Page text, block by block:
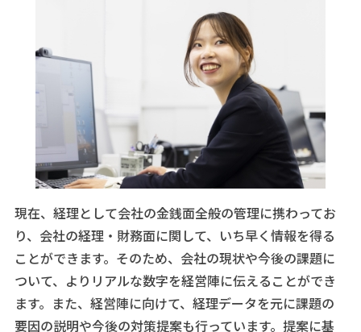
現在、経理として会社の金銭面全般の管理に携わってお
り、会社の経理・財務面に関して、いち早く情報を得る
ことができます。そのため、会社の現状や今後の課題に
ついて、よりリアルな数字を経営陣に伝えることができ
ます。また、経営陣に向けて、経理データを元に課題の
要因の説明や今後の対策提案も行っています。提案に基